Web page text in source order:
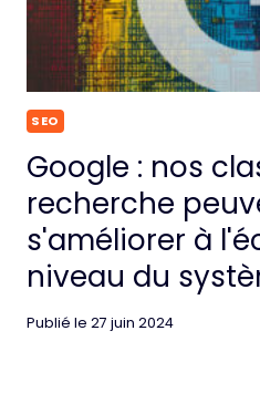
SEO
Google : nos
recherche
s'améliorer à
niveau du
Publié le 27 juin 2024